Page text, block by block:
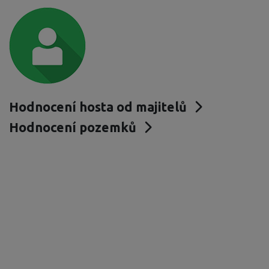
Hodnocení hosta od majitelů
Hodnocení pozemků